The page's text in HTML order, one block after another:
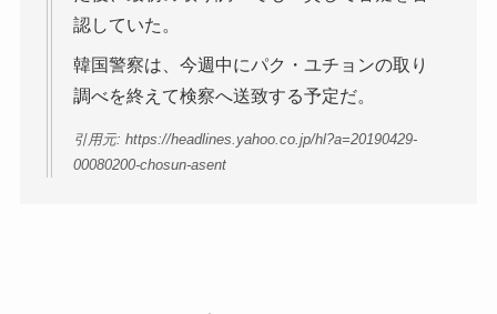
認していた。
韓国警察は、今週中にパク・ユチョンの取り
調べを終えて検察へ送致する予定だ。
引用元: https://headlines.yahoo.co.jp/hl?a=20190429-
00080200-chosun-asent